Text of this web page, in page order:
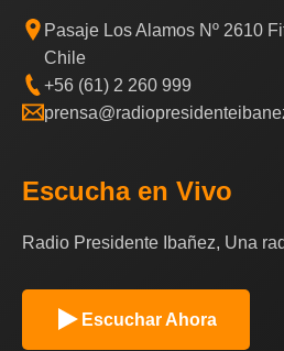
Pasaje Los Alamos Nº 2610
Chile
+56 (61) 2 260 999
Escucha en Vivo
Radio Presidente Ibañez, Una
Escuchar Ahora